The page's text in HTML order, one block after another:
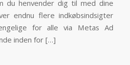
du henvender dig til med dine
endnu flere indkøbsindsigter
for alle via Metas Ad
inden for […]